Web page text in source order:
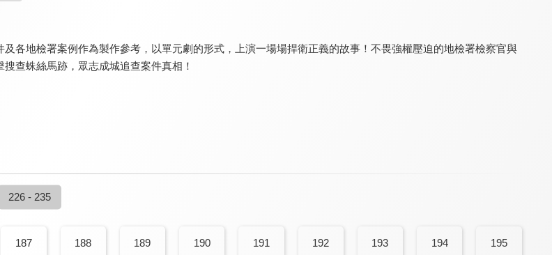
各地檢署案例作為製作參考，以單元劇的形式，上演一場場捍衛正義的故事！不畏強權壓迫的地檢署檢察官與
查蛛絲馬跡，眾志成城追查案件真相！
226 - 235
187 188 189 190 191 192 193 194 195